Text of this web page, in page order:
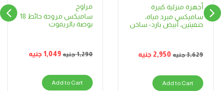
أجهزة منزلية كبيرة
ساميكس مبرد مياه،
حنفيتين، أبيض بارد- ساخن
3,629جنيه 2,950 جنيه
Add to Cart
مراوح
ساميكس مروحة حائط 18
بوصة بالريموت
1,290جنيه 1,049جنيه
Add to Cart